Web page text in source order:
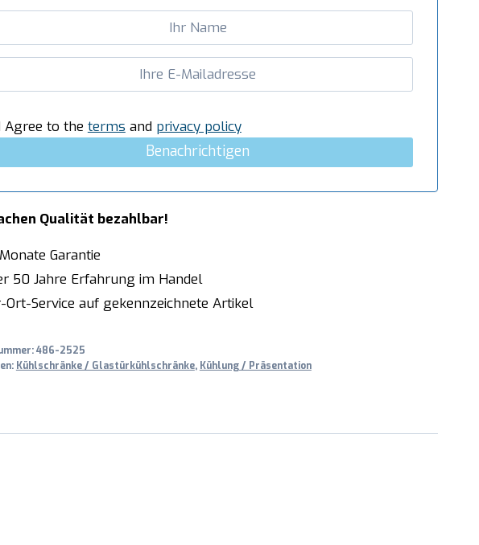
to the terms and privacy policy
Benachrichtigen
Qualität bezahlbar!
Garantie
50 Jahre Erfahrung im Handel
Ort-Service auf gekennzeichnete Artikel
486-2525
Kühlschränke / Glastürkühlschränke, Kühlung / Präsentation